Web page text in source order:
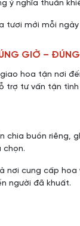
ý nghĩa thuần
tươi mới mỗi
GIỜ – ĐÚNG
hoa tận nơi
trợ tư vấn tận
chia buồn riêng,
chọn.
nơi cung cấp hoa
người đã khuất.